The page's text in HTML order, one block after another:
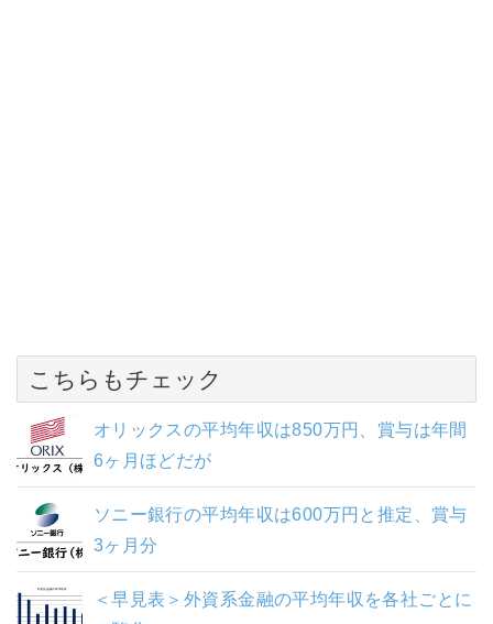
こちらもチェック
オリックスの平均年収は850万円、賞与は年間
6ヶ月ほどだが
ソニー銀行の平均年収は600万円と推定、賞与
3ヶ月分
＜早見表＞外資系金融の平均年収を各社ごとに